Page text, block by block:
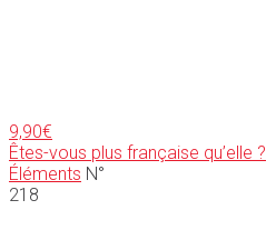
9,90€
Êtes-vous plus française qu’elle ?
Éléments N°
218